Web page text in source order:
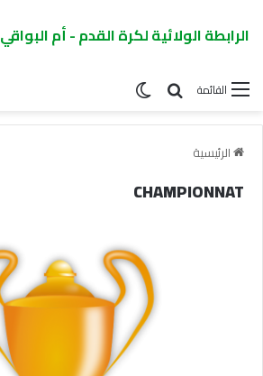
الرابطة الولائية لكرة القدم - أم البواقي
القائمة
الرئيسية
CHAMPIONNAT